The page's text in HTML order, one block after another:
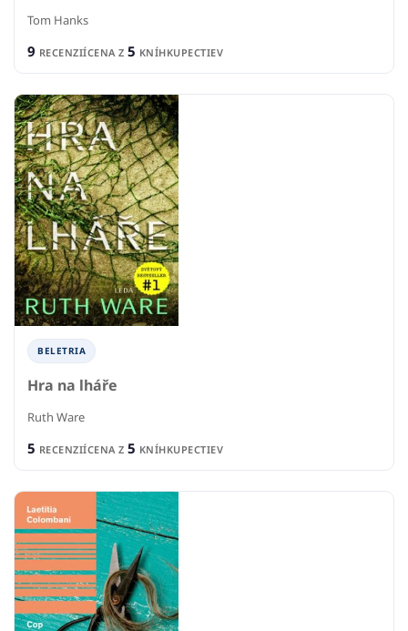
Tom Hanks
9 RECENZIÍCENA Z 5 KNÍHKUPECTIEV
BELETRIA
Hra na lháře
Ruth Ware
5 RECENZIÍCENA Z 5 KNÍHKUPECTIEV